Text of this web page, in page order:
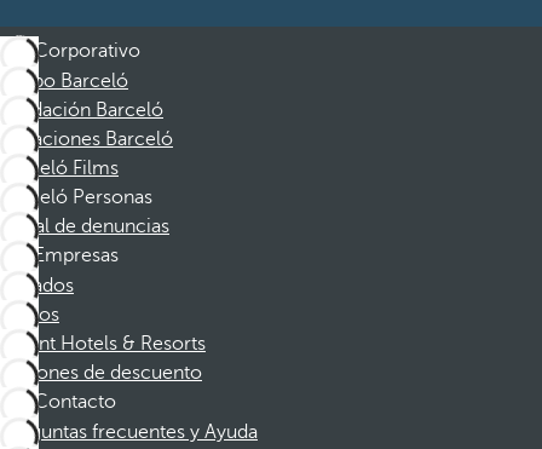
Corporativo
Grupo Barceló
Fundación Barceló
Vacaciones Barceló
Barceló Films
Barceló Personas
Canal de denuncias
Empresas
Afiliados
Socios
Dorint Hotels & Resorts
Cupones de descuento
Contacto
Preguntas frecuentes y Ayuda